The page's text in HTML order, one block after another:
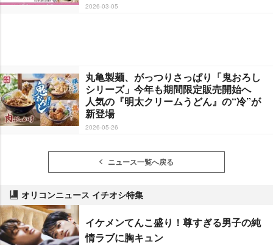
2026-03-05
丸亀製麺、がっつりさっぱり「鬼おろし
シリーズ」今年も期間限定販売開始へ
人気の『明太クリームうどん』の“冷”が
新登場
2026-05-26
ニュース一覧へ戻る
オリコンニュース イチオシ特集
イケメンてんこ盛り！尊すぎる男子の純
情ラブに胸キュン